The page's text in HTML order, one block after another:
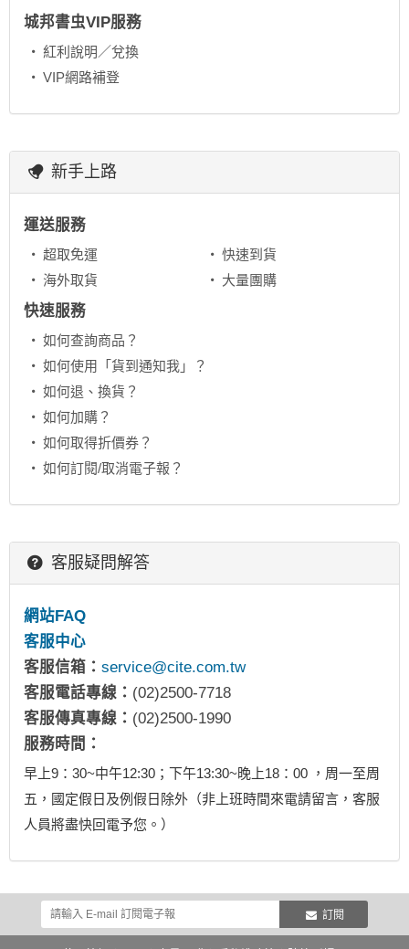
城邦書虫VIP服務
紅利說明／兌換
VIP網路補登
新手上路
運送服務
超取免運
快速到貨
海外取貨
大量團購
快速服務
如何查詢商品？
如何使用「貨到通知我」？
如何退、換貨？
如何加購？
如何取得折價券？
如何訂閱/取消電子報？
客服疑問解答
網站FAQ
客服中心
客服信箱： service@cite.com.tw
客服電話專線： (02)2500-7718
客服傳真專線： (02)2500-1990
服務時間：
早上9：30~中午12:30；下午13:30~晚上18：00 ，周一至周
五，國定假日及例假日除外（非上班時間來電請留言，客服
人員將盡快回電予您。）
訂閱